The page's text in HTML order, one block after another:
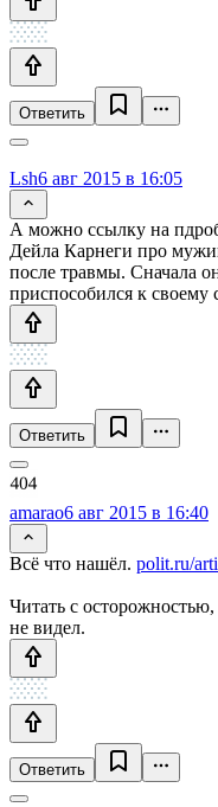
Ответить
Lsh6 авг 2015 в 16:05
А можно ссылку на
Дейла Карнеги про
после травмы. Сначала
приспособился к своему
Ответить
amarao6 авг 2015 в 16:40
Всё что нашёл. polit.ru/
Читать с
не видел.
Ответить